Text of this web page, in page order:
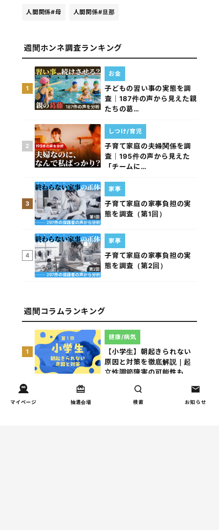
マイページ 抽選会場 検索 お知らせ
人間関係#母 人間関係#旦那
週間ホンネ調査ランキング
1
子どもの習い事の実態を調
査｜187件の声から見えた親
たちの葛…
お金
2
子育て家庭の夫婦関係を調
査｜195件の声から見えた
「チームに…
しつけ/育児
3
子育て家庭の家事負担の実
態を調査（第1回）
家事
4
子育て家庭の家事負担の実
態を調査（第2回）
家事
週間コラムランキング
1
【小学生】朝起きられない
原因と対策を徹底解説｜起
立性調節障害の可能性も
健康/病気
しつけ/育児